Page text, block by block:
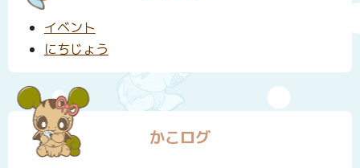
イベント
にちじょう
かこログ